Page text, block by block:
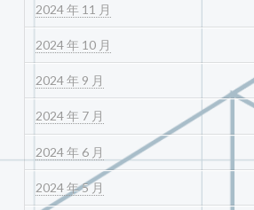
2024 年 11 月
2024 年 10 月
2024 年 9 月
2024 年 7 月
2024 年 6 月
2024 年 5 月